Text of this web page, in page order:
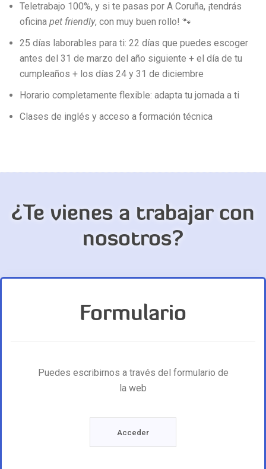
Teletrabajo 100%, y si te pasas por A Coruña, ¡tendrás
oficina pet friendly, con muy buen rollo! 🐾
25 días laborables para ti: 22 días que puedes escoger
antes del 31 de marzo del año siguiente + el día de tu
cumpleaños + los días 24 y 31 de diciembre
Horario completamente flexible: adapta tu jornada a ti
Clases de inglés y acceso a formación técnica
¿Te vienes a trabajar con
nosotros?
Formulario
Puedes escribirnos a través del formulario de
la web
Acceder